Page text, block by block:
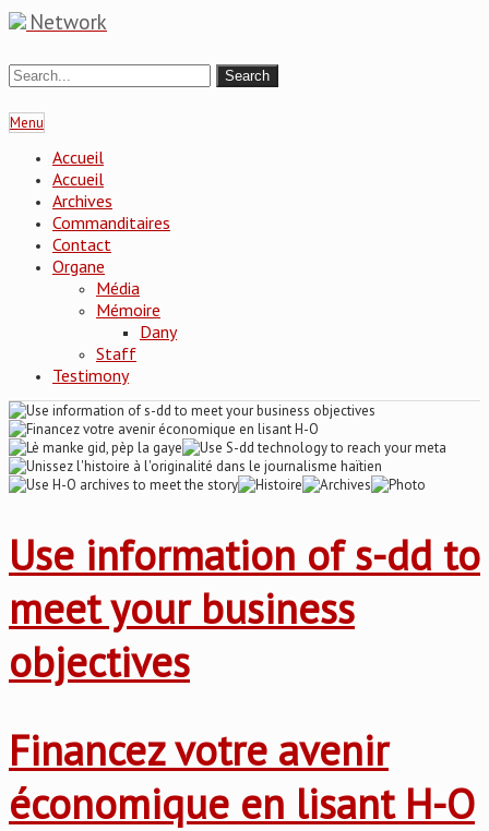
Network
Menu
Accueil
Accueil
Archives
Commanditaires
Contact
Organe
Média
Mémoire
Dany
Staff
Testimony
Use information of s-dd to
meet your business
objectives
Financez votre avenir
économique en lisant H-O